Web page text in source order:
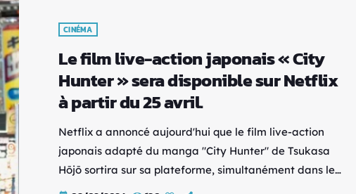
CINÉMA
Le film live-action japonais « City
Hunter » sera disponible sur Netflix
à partir du 25 avril.
Netflix a annoncé aujourd'hui que le film live-action
japonais adapté du manga "City Hunter" de Tsukasa
Hōjō sortira sur sa plateforme, simultanément dans le
monde entier, le 25 avril prochain. Ryôhei Suzuki